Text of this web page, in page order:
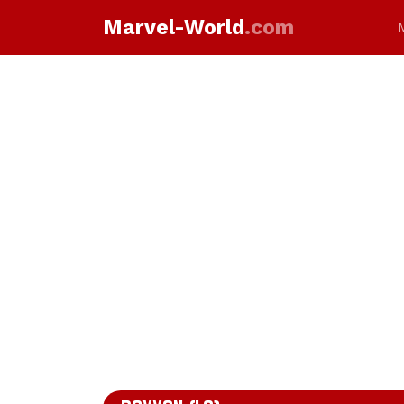
Marvel-World.com